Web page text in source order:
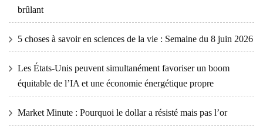
brûlant
5 choses à savoir en sciences de la vie : Semaine du 8 juin 2026
Les États-Unis peuvent simultanément favoriser un boom
équitable de l’IA et une économie énergétique propre
Market Minute : Pourquoi le dollar a résisté mais pas l’or